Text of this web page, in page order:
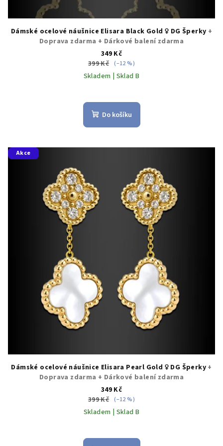
Dámské ocelové náušnice Elisara Black Gold ♀️ DG Šperky +
Doprava zdarma + Dárkové balení zdarma
349 Kč
399 Kč (–12 %)
Skladem | Sklad B
Do košíku
Akce
Dámské ocelové náušnice Elisara Pearl Gold ♀️ DG Šperky +
Doprava zdarma + Dárkové balení zdarma
349 Kč
399 Kč (–12 %)
Skladem | Sklad B